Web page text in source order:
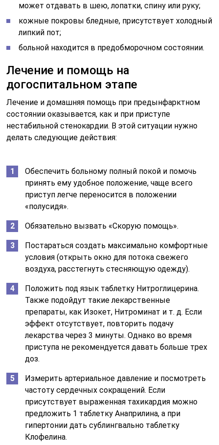
может отдавать в шею, лопатки, спину или руку;
кожные покровы бледные, присутствует холодный
липкий пот;
больной находится в предобморочном состоянии.
Лечение и помощь на
догоспитальном этапе
Лечение и домашняя помощь при предынфарктном
состоянии оказывается, как и при приступе
нестабильной стенокардии. В этой ситуации нужно
делать следующие действия:
Обеспечить больному полный покой и помочь
принять ему удобное положение, чаще всего
приступ легче переносится в положении
«полусидя».
Обязательно вызвать «Скорую помощь».
Постараться создать максимально комфортные
условия (открыть окно для потока свежего
воздуха, расстегнуть стесняющую одежду).
Положить под язык таблетку Нитроглицерина.
Также подойдут такие лекарственные
препараты, как Изокет, Нитроминат и т. д. Если
эффект отсутствует, повторить подачу
лекарства через 3 минуты. Однако во время
приступа не рекомендуется давать больше трех
доз.
Измерить артериальное давление и посмотреть
частоту сердечных сокращений. Если
присутствует выраженная тахикардия можно
предложить 1 таблетку Анаприлина, а при
гипертонии дать сублингвально таблетку
Клофелина.